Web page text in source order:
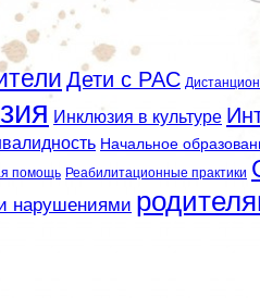
Дети с РАС
Инклюзия в культуре
Начальное
помощь Реабилитационные практики
нарушениями